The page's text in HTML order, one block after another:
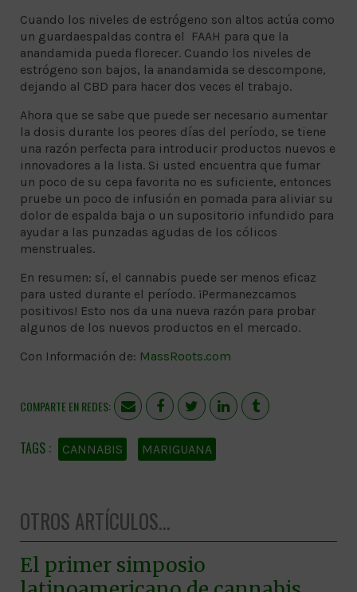
Cuando los niveles de estrógeno son altos actúa como
un guardaespaldas contra el FAAH para que la
anandamida pueda florecer. Cuando los niveles de
estrógeno son bajos, la anandamida se descompone,
dejando al CBD para hacer dos veces el trabajo.
Ahora que se sabe que puede ser necesario aumentar
la dosis durante los peores días del período, se tiene
una razón perfecta para introducir productos nuevos e
innovadores a la lista. Si usted encuentra que fumar
un poco de su cepa favorita no es suficiente, entonces
pruebe un poco de infusión en pomada para aliviar su
dolor de espalda baja o un supositorio infundido para
ayudar a las punzadas agudas de los cólicos
menstruales.
En resumen: sí, el cannabis puede ser menos eficaz
para usted durante el período. ¡Permanezcamos
positivos! Esto nos da una nueva razón para probar
algunos de los nuevos productos en el mercado.
Con Información de: MassRoots.com
COMPARTE EN REDES:
CANNABIS MARIGUANA
OTROS ARTÍCULOS...
El primer simposio